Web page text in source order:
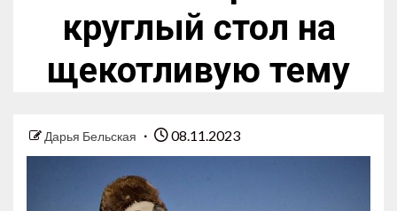
круглый стол на
щекотливую тему
Дарья Бельская 08.11.2023